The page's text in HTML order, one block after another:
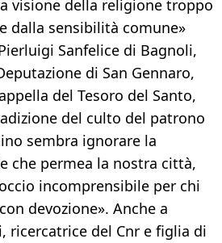
visione della religione troppo
dalla sensibilità comune»
Sanfelice di Bagnoli,
di San Gennaro,
del Tesoro del Santo,
del culto del patrono
sembra ignorare la
che permea la nostra città,
incomprensibile per chi
devozione». Anche a
ricercatrice del Cnr e figlia di